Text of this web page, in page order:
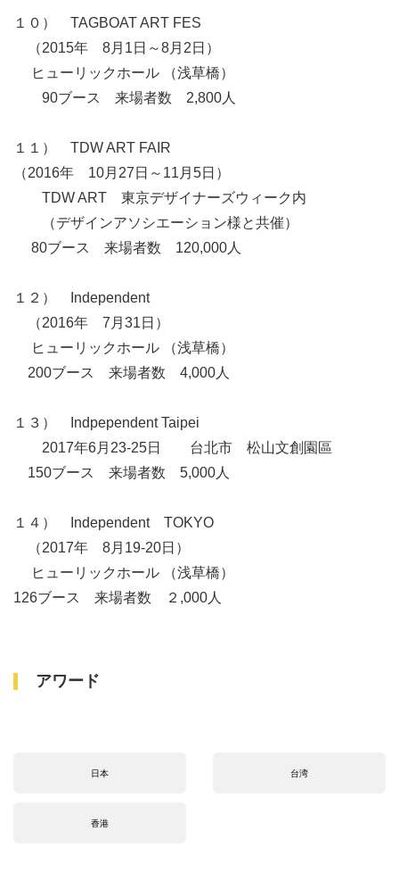
１０） TAGBOAT ART FES
（2015年 8月1日～8月2日）
ヒューリックホール （浅草橋）
90ブース 来場者数 2,800人
１１） TDW ART FAIR
（2016年 10月27日～11月5日）
TDW ART 東京デザイナーズウィーク内
（デザインアソシエーション様と共催）
80ブース 来場者数 120,000人
１２） Independent
（2016年 7月31日）
ヒューリックホール （浅草橋）
200ブース 来場者数 4,000人
１３） Indpependent Taipei
2017年6月23-25日 台北市 松山文創園區
150ブース 来場者数 5,000人
１４） Independent TOKYO
（2017年 8月19-20日）
ヒューリックホール （浅草橋）
126ブース 来場者数 ２,000人
アワード
日本 台湾
香港